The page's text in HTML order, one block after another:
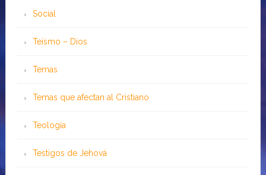
Social
Teísmo – Dios
Temas
Temas que afectan al Cristiano
Teología
Testigos de Jehová